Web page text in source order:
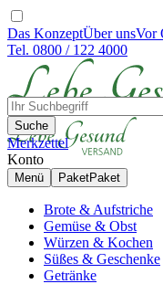
Das KonzeptÜber unsVor
Tel. 0800 / 122 4000
Suche
Merkzettel
Konto
Menü PaketPaket
Brote & Aufstriche
Gemüse & Obst
Würzen & Kochen
Süßes & Geschenke
Getränke